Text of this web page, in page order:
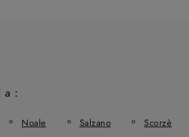
a :
Noale Salzano Scorzè